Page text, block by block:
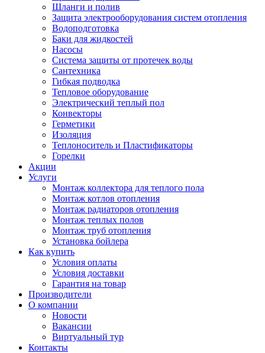
Шланги и полив
Защита электрооборудования систем отопления
Водоподготовка
Баки для жидкостей
Насосы
Система защиты от протечек воды
Сантехника
Гибкая подводка
Тепловое оборудование
Электрический теплый пол
Конвекторы
Герметики
Изоляция
Теплоноситель и Пластификаторы
Горелки
Акции
Услуги
Монтаж коллектора для теплого пола
Монтаж котлов отопления
Монтаж радиаторов отопления
Монтаж теплых полов
Монтаж труб отопления
Установка бойлера
Как купить
Условия оплаты
Условия доставки
Гарантия на товар
Производители
О компании
Новости
Вакансии
Виртуальный тур
Контакты